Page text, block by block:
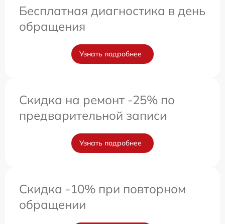
Бесплатная диагностика в день
обращения
Узнать подробнее
Скидка на ремонт -25% по
предварительной записи
Узнать подробнее
Скидка -10% при повторном
обращении